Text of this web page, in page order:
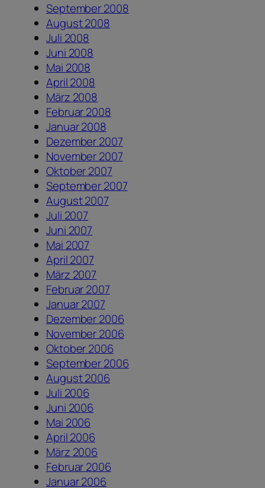
September 2008
August 2008
Juli 2008
Juni 2008
Mai 2008
April 2008
März 2008
Februar 2008
Januar 2008
Dezember 2007
November 2007
Oktober 2007
September 2007
August 2007
Juli 2007
Juni 2007
Mai 2007
April 2007
März 2007
Februar 2007
Januar 2007
Dezember 2006
November 2006
Oktober 2006
September 2006
August 2006
Juli 2006
Juni 2006
Mai 2006
April 2006
März 2006
Februar 2006
Januar 2006